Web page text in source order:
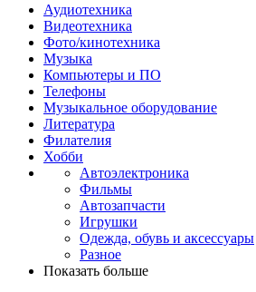
Аудиотехника
Видеотехника
Фото/кинотехника
Музыка
Компьютеры и ПО
Телефоны
Музыкальное оборудование
Литература
Филателия
Хобби
Автоэлектроника
Фильмы
Автозапчасти
Игрушки
Одежда, обувь и аксессуары
Разное
Показать больше